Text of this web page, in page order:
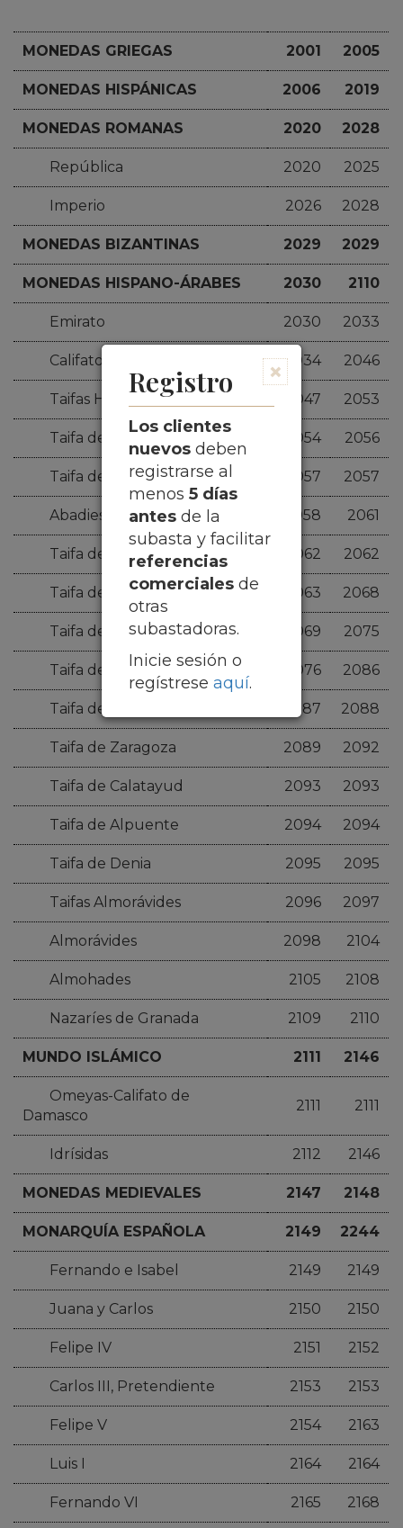
MONEDAS GRIEGAS 2001 2005
MONEDAS HISPÁNICAS 2006 2019
MONEDAS ROMANAS 2020 2028
República 2020 2025
Imperio 2026 2028
MONEDAS BIZANTINAS 2029 2029
MONEDAS HISPANO-ÁRABES 2030 2110
Emirato 2030 2033
Califato 2034 2046
Taifas Hammudíes 2047 2053
Taifa de Granada 2054 2056
Taifa de Ceuta 2057 2057
Abadies de Sevilla 2058 2061
Taifa de Badajoz 2062 2062
Taifa de Almería 2063 2068
Taifa de Valencia 2069 2075
Taifa de Toledo y Valencia 2076 2086
Taifa de Córdoba 2087 2088
Taifa de Zaragoza 2089 2092
Taifa de Calatayud 2093 2093
Taifa de Alpuente 2094 2094
Taifa de Denia 2095 2095
Taifas Almorávides 2096 2097
Almorávides 2098 2104
Almohades 2105 2108
Nazaríes de Granada 2109 2110
MUNDO ISLÁMICO 2111 2146
Omeyas-Califato de
Damasco
2111 2111
Idrísidas 2112 2146
MONEDAS MEDIEVALES 2147 2148
MONARQUÍA ESPAÑOLA 2149 2244
Fernando e Isabel 2149 2149
Juana y Carlos 2150 2150
Felipe IV 2151 2152
Carlos III, Pretendiente 2153 2153
Felipe V 2154 2163
Luis I 2164 2164
Fernando VI 2165 2168
×
Registro
Los clientes
nuevos deben
registrarse al
menos 5 días
antes de la
subasta y facilitar
referencias
comerciales de
otras
subastadoras.
Inicie sesión o
regístrese aquí.